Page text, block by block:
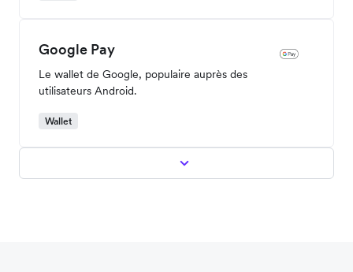
Google Pay
Le wallet de Google, populaire auprès des
utilisateurs Android.
Wallet